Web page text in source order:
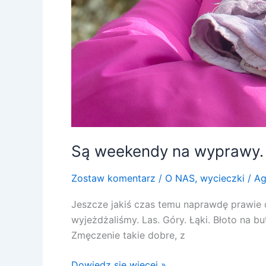
Są weekendy na
Zostaw komentarz / O NAS, wycieczki /
Jeszcze jakiś czas temu naprawdę
wyjeżdżaliśmy. Las. Góry. Łąki. Błoto na
Zmęczenie takie dobre, z